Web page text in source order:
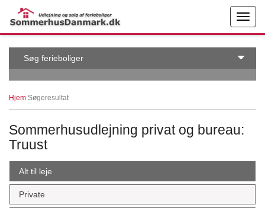
← More examples
Søg ferieboliger
Hjem Søgeresultat
Sommerhusudlejning privat og bureau:
Truust
Alt til leje
Private